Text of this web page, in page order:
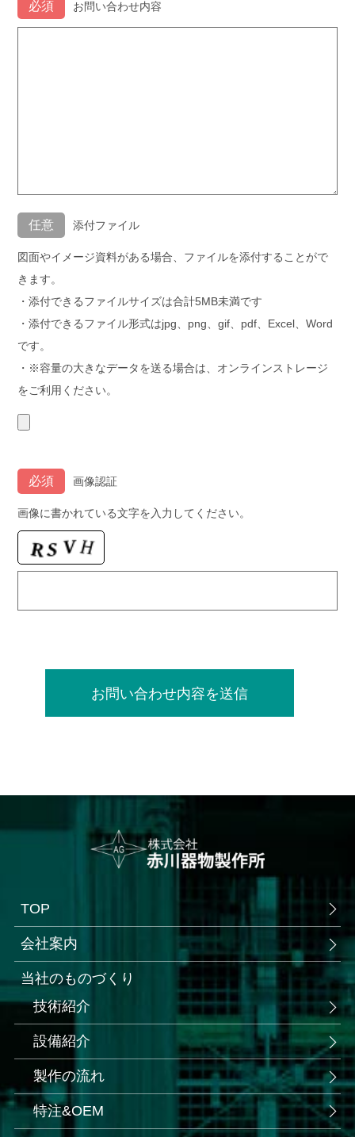
お問い合わせ内容
添付ファイル
図面やイメージ資料がある場合、ファイルを添付することがで
きます。
・添付できるファイルサイズは合計5MB未満です
・添付できるファイル形式はjpg、png、gif、pdf、Excel、Word
です。
・※容量の大きなデータを送る場合は、オンラインストレージ
をご利用ください。
画像認証
画像に書かれている文字を入力してください。
TOP
会社案内
当社のものづくり
技術紹介
設備紹介
製作の流れ
特注&OEM